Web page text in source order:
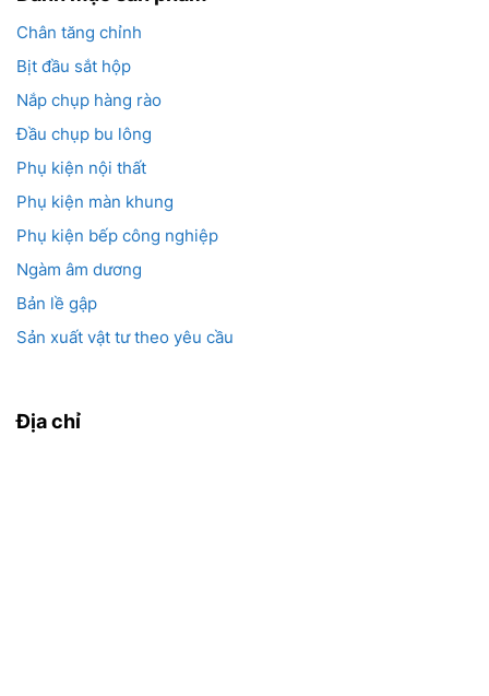
Chân tăng chỉnh
Bịt đầu sắt hộp
Nắp chụp hàng rào
Đầu chụp bu lông
Phụ kiện nội thất
Phụ kiện màn khung
Phụ kiện bếp công nghiệp
Ngàm âm dương
Bản lề gập
Sản xuất vật tư theo yêu cầu
Địa chỉ